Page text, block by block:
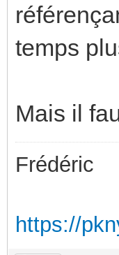
temps
Mais il
Frédéric
https://